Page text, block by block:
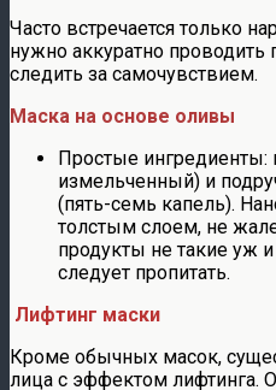
Часто встречается только
нужно аккуратно проводить
следить за самочувствием.
Маска на основе оливы
Простые
измельченный) и
(пять-семь капель).
толстым слоем, не
продукты не такие уж
следует пропитать.
Лифтинг маски
Кроме обычных масок,
лица с эффектом лифтинга.